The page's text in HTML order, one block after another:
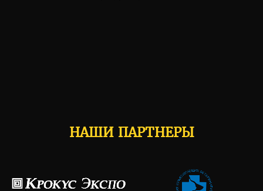
НАШИ ПАРТНЕРЫ